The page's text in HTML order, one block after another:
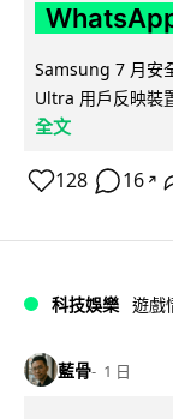
Samsung 7 月安
Ultra 用戶反映裝
全文
128 16 ↗
科技娛樂 遊戲
藍骨 1 日